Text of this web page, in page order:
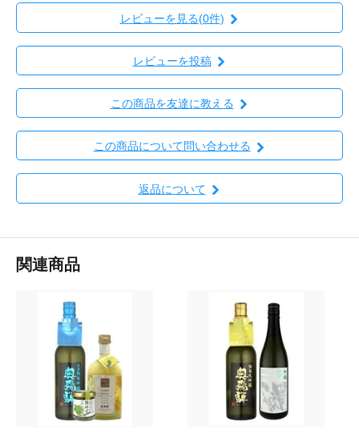
レビューを見る(0件)
レビューを投稿
この商品を友達に教える
この商品について問い合わせる
返品について
関連商品